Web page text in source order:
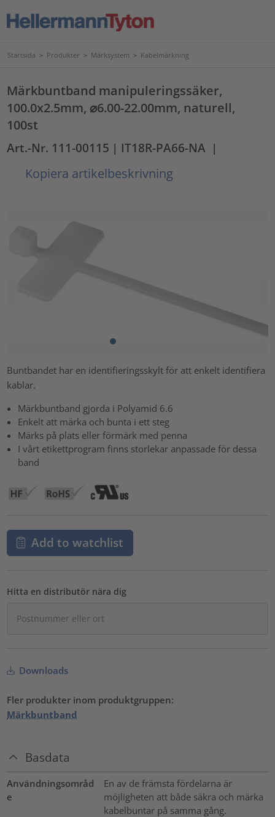
Startsida > Produkter > Märksystem > Kabelmärkning
Märkbuntband manipuleringssäker,
100.0x2.5mm, ⌀6.00-22.00mm, naturell,
100st
Art.-Nr. 111-00115 | IT18R-PA66-NA |
Kopiera artikelbeskrivning
Buntbandet har en identifieringsskylt för att enkelt identifiera
kablar.
Märkbuntband gjorda i Polyamid 6.6
Enkelt att märka och bunta i ett steg
Märks på plats eller förmärk med penna
I vårt etikettprogram finns storlekar anpassade för dessa
band
Add to watchlist
Hitta en distributör nära dig
Downloads
Fler produkter inom produktgruppen:
Märkbuntband
Basdata
Användningsområd
e
En av de främsta fördelarna är
möjligheten att både säkra och märka
kabelbuntar på samma gång.